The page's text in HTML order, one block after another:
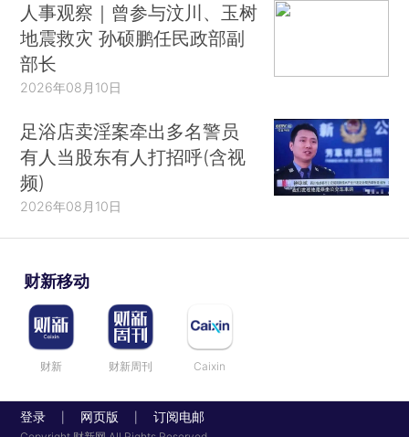
人事观察｜曾参与汶川、玉树
地震救灾 孙硕鹏任民政部副
部长
2026年08月10日
足浴店卖淫案牵出多名警员
有人当股东有人打招呼(含视
频)
2026年08月10日
财新移动
财新 财新周刊 Caixin
登录 网页版 订阅电邮